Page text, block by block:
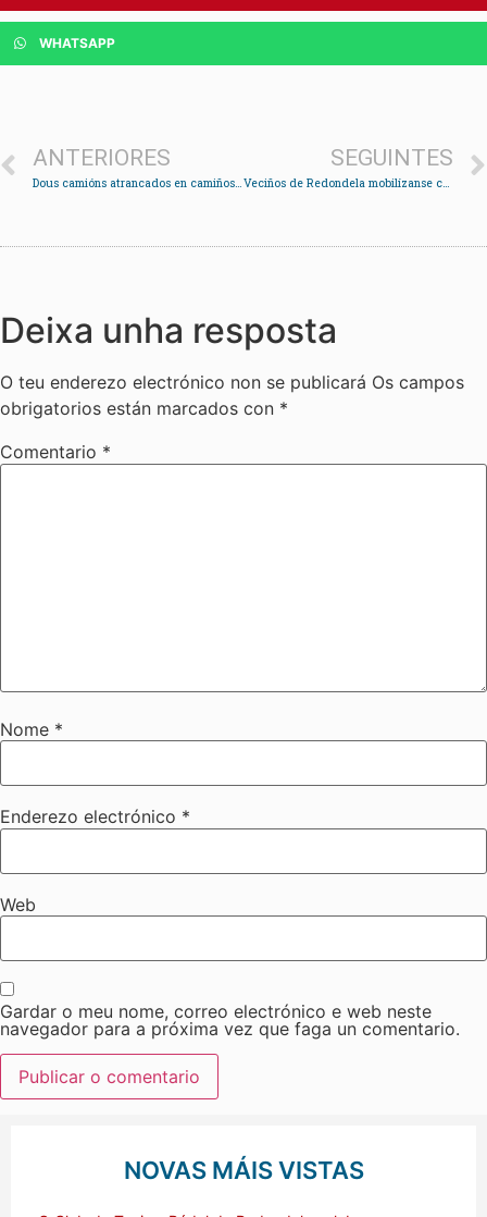
WHATSAPP
ANTERIORES
Dous camións atrancados en camiños de Chapela na mesma semana disparan as alertas veciñais
SEGUINTES
Veciños de Redondela mobilízanse contra a sentenza do “procés”
Deixa unha resposta
O teu enderezo electrónico non se publicará Os campos
obrigatorios están marcados con *
Comentario *
Nome *
Enderezo electrónico *
Web
Gardar o meu nome, correo electrónico e web neste
navegador para a próxima vez que faga un comentario.
NOVAS MÁIS VISTAS